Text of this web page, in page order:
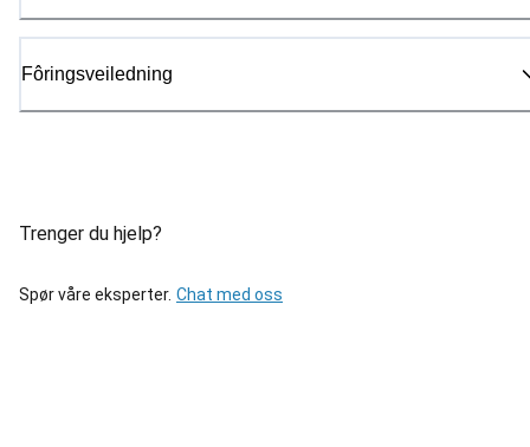
Fôringsveiledning
Trenger du hjelp?
Spør våre eksperter. Chat med oss